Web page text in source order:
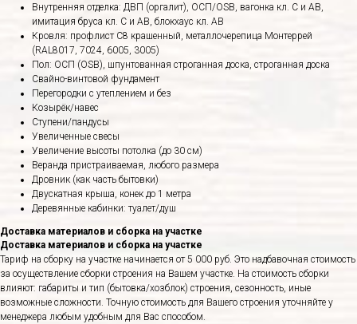
Внутренняя отделка: ДВП (оргалит), ОСП/OSB, вагонка кл. С и АВ,
имитация бруса кл. С и АВ, блокхаус кл. АВ
Кровля: профлист С8 крашенный, металлочерепица Монтеррей
(RAL8017, 7024, 6005, 3005)
Пол: ОСП (OSB), шпунтованная строганная доска, строганная доска
Свайно-винтовой фундамент
Перегородки с утеплением и без
Козырёк/навес
Ступени/пандусы
Увеличенные свесы
Увеличение высоты потолка (до 30 см)
Веранда пристраиваемая, любого размера
Дровник (как часть бытовки)
Двускатная крыша, конек до 1 метра
Деревянные кабинки: туалет/душ
Доставка материалов и сборка на участке
Доставка материалов и сборка на участке
Тариф на сборку на участке начинается от 5 000 руб. Это надбавочная стоимость
за осуществление сборки строения на Вашем участке. На стоимость сборки
влияют: габариты и тип (бытовка/хозблок) строения, сезонность, иные
возможные сложности. Точную стоимость для Вашего строения уточняйте у
менеджера любым удобным для Вас способом.